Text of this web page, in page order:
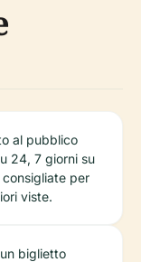
al pubblico
24, 7 giorni su
consigliate per
viste.
biglietto